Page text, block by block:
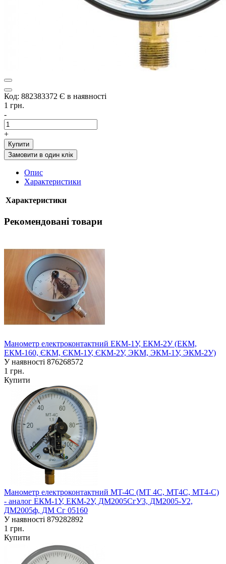
Код: 882383372 Є в наявності
1 грн.
-
+
Купити
Замовити в один клік
Опис
Характеристики
Характеристики
Рекомендовані товари
Манометр електроконтактний ЕКМ-1У, ЕКМ-2У (ЕКМ,
ЕКМ-160, ЄКМ, ЄКМ-1У, ЄКМ-2У, ЭКМ, ЭКМ-1У, ЭКМ-2У)
У наявності 876268572
1 грн.
Купити
Манометр електроконтактний MT-4C (MT 4C, MT4C, MT4-С)
- аналог ЕКM-1У, ЕКM-2У, ДМ2005СгУ3, ДМ2005-У2,
ДМ2005ф, ДМ Сг 05160
У наявності 879282892
1 грн.
Купити